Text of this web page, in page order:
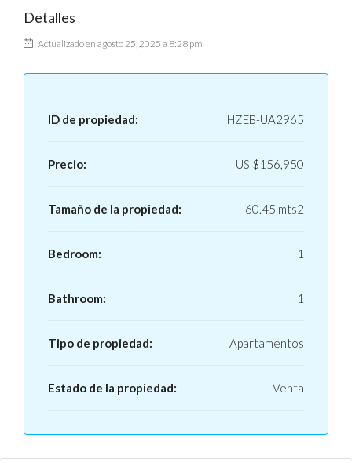
Detalles
Actualizado en agosto 25, 2025 a 8:28 pm
ID de propiedad: HZEB-UA2965
Precio: US $156,950
Tamaño de la propiedad: 60.45 mts2
Bedroom: 1
Bathroom: 1
Tipo de propiedad: Apartamentos
Estado de la propiedad: Venta